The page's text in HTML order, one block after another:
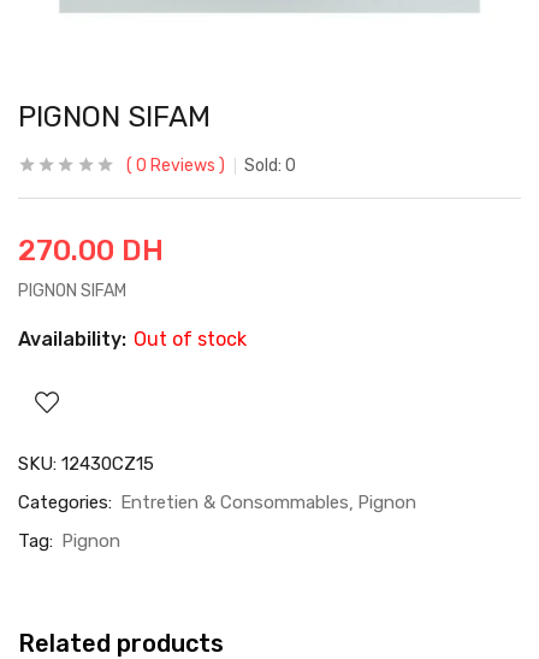
PIGNON SIFAM
0 Reviews Sold: 0
270.00 DH
PIGNON SIFAM
Availability: Out of stock
SKU: 12430CZ15
Categories: Entretien & Consommables Pignon
Tag: Pignon
Related products